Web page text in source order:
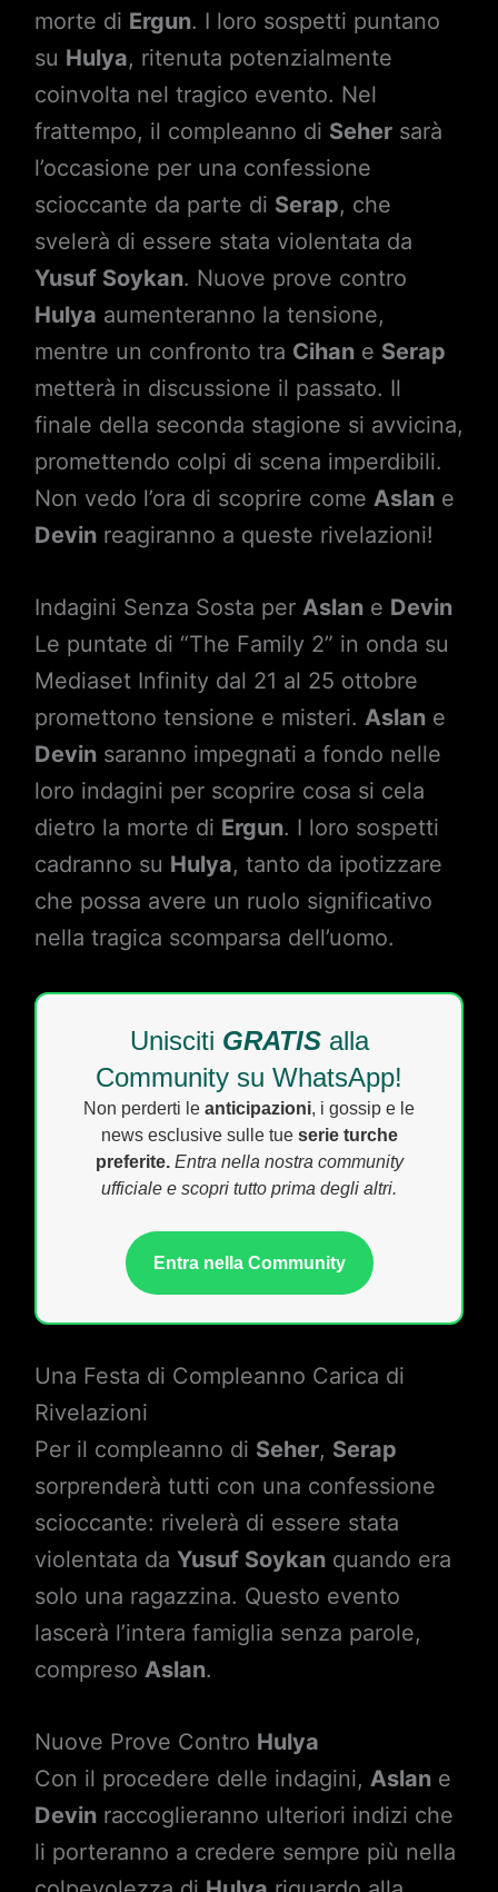
morte di Ergun. I loro sospetti puntano
su Hulya, ritenuta potenzialmente
coinvolta nel tragico evento. Nel
frattempo, il compleanno di Sehersarà
l’occasione per una confessione
scioccante da parte di Serap, che
svelerà di essere stata violentata da
Yusuf Soykan. Nuove prove contro
Hulya aumenteranno la tensione,
mentre un confronto tra Cihane Serap
metterà in discussione il passato. Il
finale della seconda stagione si avvicina,
promettendo colpi di scena imperdibili.
Non vedo l’ora di scoprire come Aslane
Devinreagiranno a queste rivelazioni!
Indagini Senza Sosta per Aslane Devin
Le puntate di “The Family 2” in onda su
Mediaset Infinity dal 21 al 25 ottobre
promettono tensione e misteri. Aslane
Devinsaranno impegnati a fondo nelle
loro indagini per scoprire cosa si cela
dietro la morte di Ergun. I loro sospetti
cadranno su Hulya, tanto da ipotizzare
che possa avere un ruolo significativo
nella tragica scomparsa dell’uomo.
Unisciti GRATISalla
Community su WhatsApp!
Non perderti le anticipazioni, i gossip e le
news esclusive sulle tue serie turche
preferite. Entra nella nostra community
ufficiale e scopri tutto prima degli altri.
Entra nella Community
Una Festa di Compleanno Carica di
Rivelazioni
Per il compleanno di Seher, Serap
sorprenderà tutti con una confessione
scioccante: rivelerà di essere stata
violentata da Yusuf Soykanquando era
solo una ragazzina. Questo evento
lascerà l’intera famiglia senza parole,
compreso Aslan.
Nuove Prove Contro Hulya
Con il procedere delle indagini, Aslane
Devinraccoglieranno ulteriori indizi che
li porteranno a credere sempre più nella